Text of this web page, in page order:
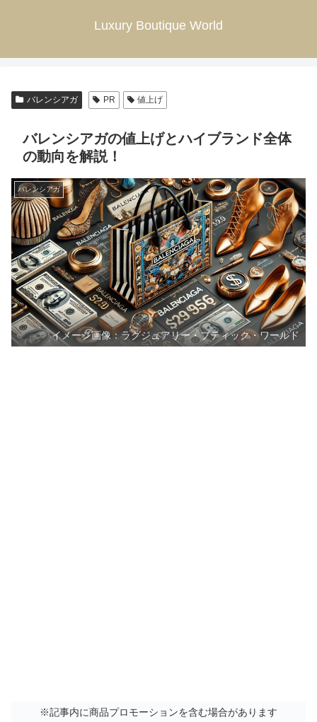
Luxury Boutique World
バレンシアガ PR 値上げ
バレンシアガの値上げとハイブランド全体
の動向を解説！
バレンシアガ
イメージ画像：ラグジュアリー・ブティック・ワールド
※記事内に商品プロモーションを含む場合があります